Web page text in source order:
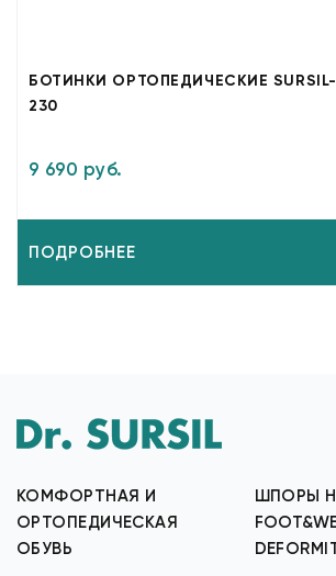
БОТИНКИ ОРТОПЕДИЧЕСКИЕ SURSIL-
230
9 690 руб.
ПОДРОБНЕЕ
КОМФОРТНАЯ И
ОРТОПЕДИЧЕСКАЯ
ОБУВЬ
ШПОРЫ